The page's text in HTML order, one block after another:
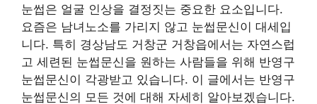
눈썹은 얼굴 인상을 결정짓는 중요한 요소입니다.
요즘은 남녀노소를 가리지 않고 눈썹문신이 대세입
니다. 특히 경상남도 거창군 거창읍에서는 자연스럽
고 세련된 눈썹문신을 원하는 사람들을 위해 반영구
눈썹문신이 각광받고 있습니다. 이 글에서는 반영구
눈썹문신의 모든 것에 대해 자세히 알아보겠습니다.